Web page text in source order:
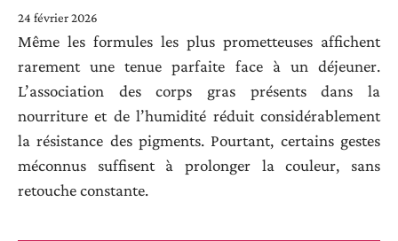
24 février 2026
Même les formules les plus prometteuses affichent
rarement une tenue parfaite face à un déjeuner.
L’association des corps gras présents dans la
nourriture et de l’humidité réduit considérablement
la résistance des pigments. Pourtant, certains gestes
méconnus suffisent à prolonger la couleur, sans
retouche constante.